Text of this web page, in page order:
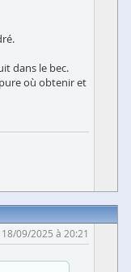
dans le bec.
où obtenir et
18/09/2025 à 20:21